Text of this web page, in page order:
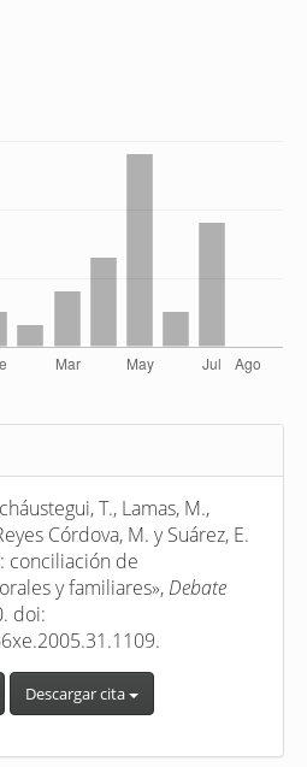
T., Lamas, M.,
Córdova, M. y Suárez, E.
conciliación de
y familiares», Debate
doi:
Descargar cita